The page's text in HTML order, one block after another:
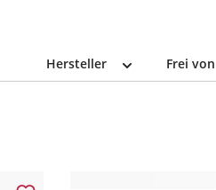
Hersteller Frei von